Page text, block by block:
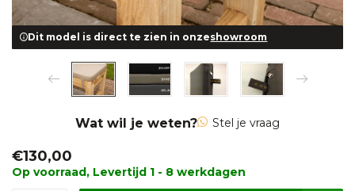
Dit model is direct te zien in onzeshowroom
Wat wil je weten? Stel je vraag
€130,00
Op voorraad, Levertijd 1 - 8 werkdagen